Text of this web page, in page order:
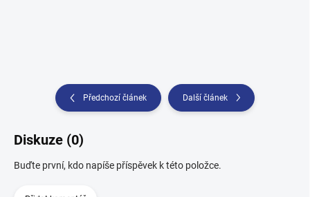
Předchozí článek Další článek
Diskuze (0)
Buďte první, kdo napíše příspěvek k této položce.